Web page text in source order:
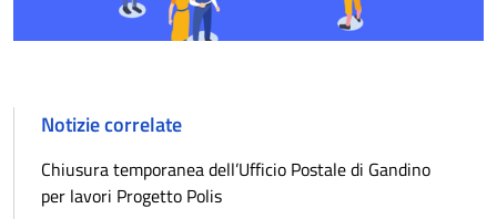
Notizie correlate
Chiusura temporanea dell’Ufficio Postale di Gandino
per lavori Progetto Polis